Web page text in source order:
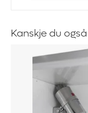
Kanskje du
Brannslukker